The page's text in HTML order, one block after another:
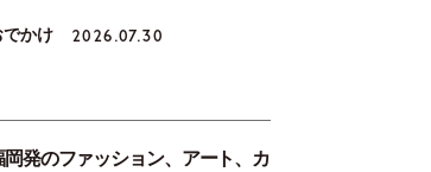
でかけ 2026.07.30
岡発のファッション、アート、カ